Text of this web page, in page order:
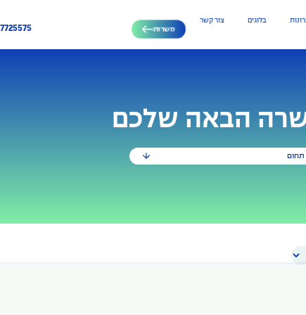
בלוגים צור קשר
משרות
הבאה שלכם
תחום